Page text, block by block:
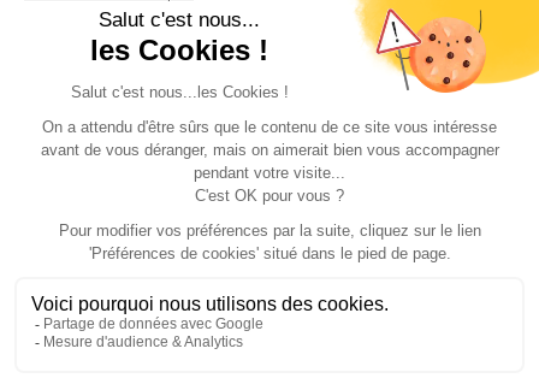
MODÈLE
171,90 €
Expédié sous 72h Sécurisés